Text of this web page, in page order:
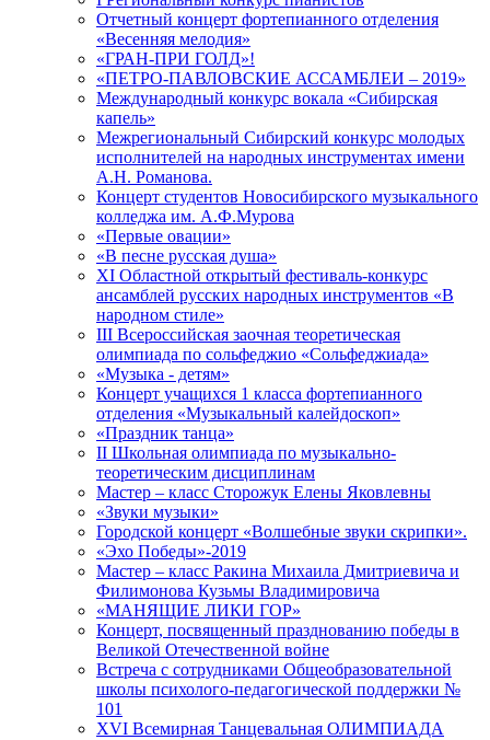
Отчетный концерт фортепианного отделения
«Весенняя мелодия»
«ГРАН-ПРИ ГОЛД»!
«ПЕТРО-ПАВЛОВСКИЕ АССАМБЛЕИ – 2019»
Международный конкурс вокала «Сибирская
капель»
Межрегиональный Сибирский конкурс молодых
исполнителей на народных инструментах имени
А.Н. Романова.
Концерт студентов Новосибирского музыкального
колледжа им. А.Ф.Мурова
«Первые овации»
«В песне русская душа»
XI Областной открытый фестиваль-конкурс
ансамблей русских народных инструментов «В
народном стиле»
III Всероссийская заочная теоретическая
олимпиада по сольфеджио «Сольфеджиада»
«Музыка - детям»
Концерт учащихся 1 класса фортепианного
отделения «Музыкальный калейдоскоп»
«Праздник танца»
II Школьная олимпиада по музыкально-
теоретическим дисциплинам
Мастер – класс Сторожук Елены Яковлевны
«Звуки музыки»
Городской концерт «Волшебные звуки скрипки».
«Эхо Победы»-2019
Мастер – класс Ракина Михаила Дмитриевича и
Филимонова Кузьмы Владимировича
«МАНЯЩИЕ ЛИКИ ГОР»
Концерт, посвященный празднованию победы в
Великой Отечественной войне
Встреча с сотрудниками Общеобразовательной
школы психолого-педагогической поддержки №
101
XVI Всемирная Танцевальная ОЛИМПИАДА